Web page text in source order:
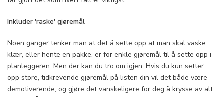
Inkluder 'raske' gjøremål
Noen ganger tenker man at det å sette opp at man skal vaske
klær, eller hente en pakke, er for enkle gjøremål til å sette opp i
planleggeren. Men der kan du tro om igjen. Hvis du kun setter
opp store, tidkrevende gjøremål på listen din vil det både være
demotiverende, og gjøre det vanskeligere for deg å krysse av alt